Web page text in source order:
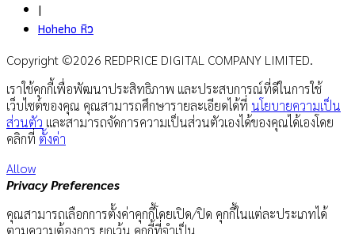
|
Hoheho หิว
Copyright ©2026 REDPRICE DIGITAL COMPANY LIMITED.
เราใช้คุกกี้เพื่อพัฒนาประสิทธิภาพ และประสบการณ์ที่ดีในการใช้
เว็บไซต์ของคุณ คุณสามารถศึกษารายละเอียดได้ที่ นโยบายความเป็น
ส่วนตัว และสามารถจัดการความเป็นส่วนตัวเองได้ของคุณได้เองโดย
คลิกที่ ตั้งค่า
Allow
Privacy Preferences
คุณสามารถเลือกการตั้งค่าคุกกี้โดยเปิด/ปิด คุกกี้ในแต่ละประเภทได้
ตามความต้องการ ยกเว้น คุกกี้ที่จำเป็น